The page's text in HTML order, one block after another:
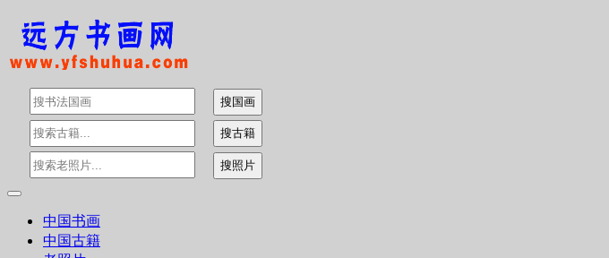
Skip
content
Expand
中国书画
中国古籍